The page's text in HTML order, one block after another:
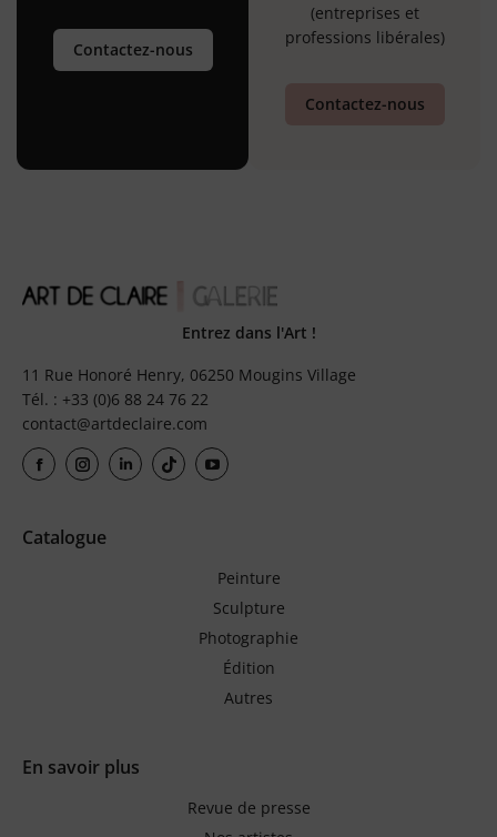
Contactez-nous
(entreprises et
professions libérales)
Contactez-nous
Entrez dans l'Art !
11 Rue Honoré Henry, 06250 Mougins Village
Tél. : +33 (0)6 88 24 76 22
contact@artdeclaire.com
Catalogue
Peinture
Sculpture
Photographie
Édition
Autres
En savoir plus
Revue de presse